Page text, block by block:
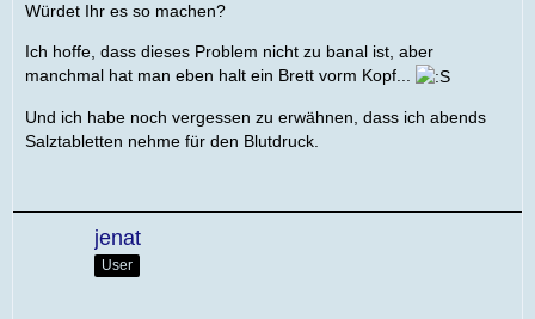
Würdet Ihr es so machen?
Ich hoffe, dass dieses Problem nicht zu banal ist, aber
manchmal hat man eben halt ein Brett vorm Kopf...
Und ich habe noch vergessen zu erwähnen, dass ich abends
Salztabletten nehme für den Blutdruck.
jenat
User